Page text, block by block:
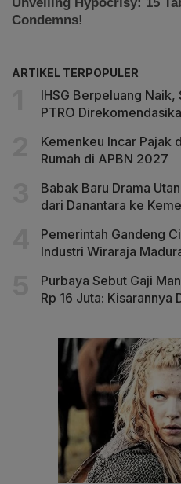
ARTIKEL TERPOPULER
IHSG Berpeluang Naik,
PTRO
Kemenkeu Incar Pajak
Rumah di APBN 2027
Babak Baru Drama
dari Danantara ke
Pemerintah Gandeng
Industri Wiraraja
Purbaya Sebut Gaji
Rp 16 Juta: Kisarannya